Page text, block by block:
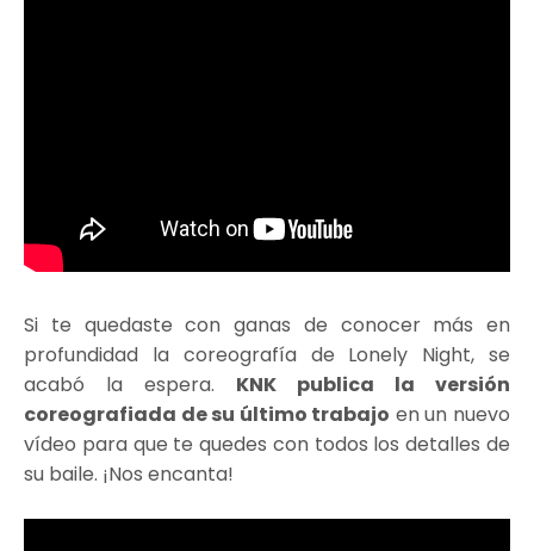
Si te quedaste con ganas de conocer más en
profundidad la coreografía de Lonely Night, se
acabó la espera. KNK publica la versión
coreografiada de su último trabajo en un nuevo
vídeo para que te quedes con todos los detalles de
su baile. ¡Nos encanta!